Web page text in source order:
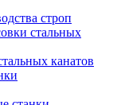
строп
стальных
канатов